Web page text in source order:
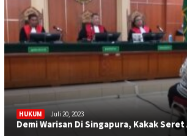
HUKUM Juli 20, 2023
Demi Warisan Di Singapura, Kakak
SAROLANGUN Juli 17, 2023
Sumingrah Warga, Berkat Bakri Rumah